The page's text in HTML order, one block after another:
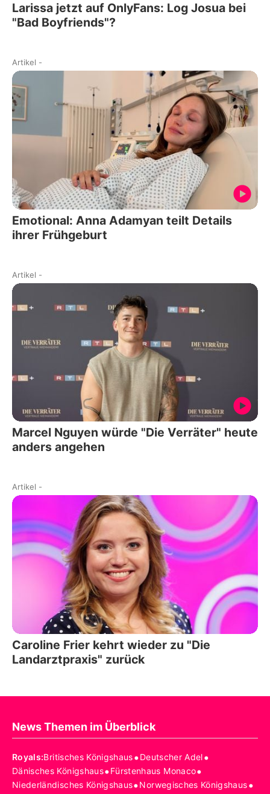
Larissa jetzt auf OnlyFans: Log Josua bei
"Bad Boyfriends"?
Artikel -
Emotional: Anna Adamyan teilt Details
ihrer Frühgeburt
Artikel -
Marcel Nguyen würde "Die Verräter" heute
anders angehen
Artikel -
Caroline Frier kehrt wieder zu "Die
Landarztpraxis" zurück
News Themen im Überblick
Royals:Britisches Königshaus•Deutscher Adel•
Dänisches Königshaus•Fürstenhaus Monaco•
Niederländisches Königshaus•Norwegisches Königshaus•